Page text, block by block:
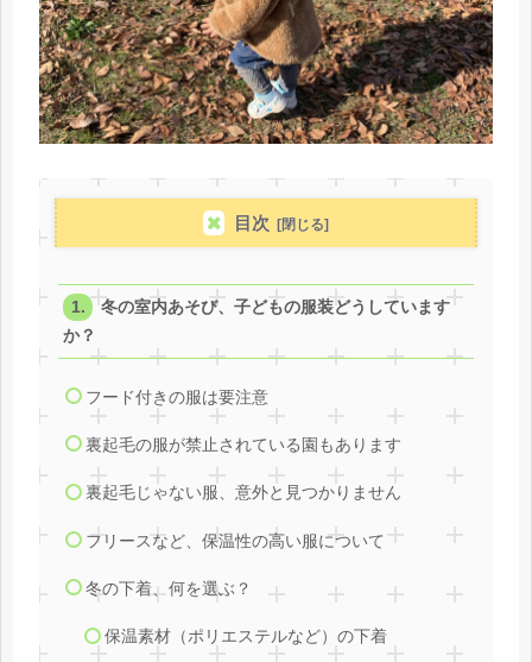
目次
冬の室内あそび、子どもの服装どうしています
か？
フード付きの服は要注意
裏起毛の服が禁止されている園もあります
裏起毛じゃない服、意外と見つかりません
フリースなど、保温性の高い服について
冬の下着、何を選ぶ？
保温素材（ポリエステルなど）の下着